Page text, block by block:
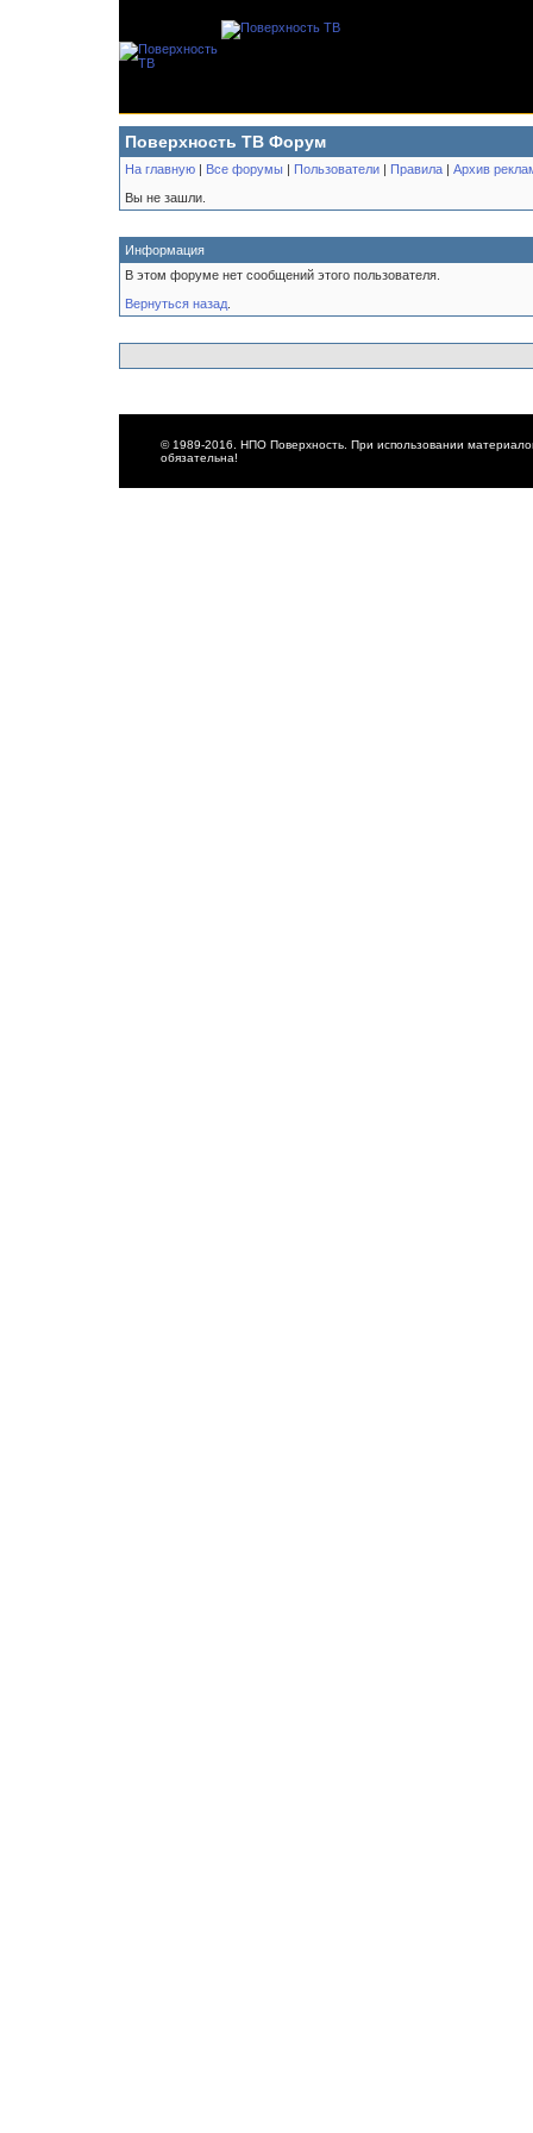
Поверхность ТВ Форум
На главную | Все форумы | Пользователи | Правила | Архив
Вы не зашли.
Информация
В этом форуме нет сообщений этого пользователя.
Вернуться назад
© 1989-2016. НПО Поверхность. При использовании
обязательна!